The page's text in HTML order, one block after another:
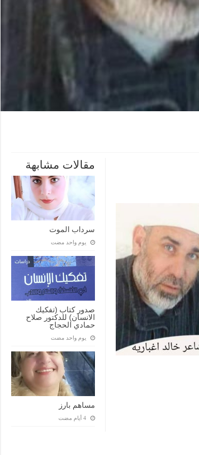
مقالات مشابهة
سرداب الموت
‏يوم واحد مضت
صدور كتاب (تفكيك
الانسان) للدكتور صلاح
حمادي الحجاج
‏يوم واحد مضت
مساهم بارز